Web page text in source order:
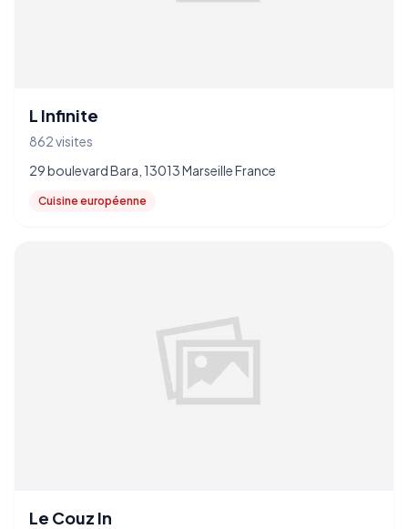
L Infinite
862 visites
29 boulevard Bara, 13013 Marseille France
Cuisine européenne
Le Couz In